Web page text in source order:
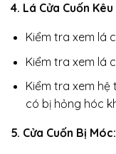
4. Lá Cửa Cuốn Kêu
Kiểm tra xem lá
Kiểm tra xem lá
Kiểm tra xem
có bị hỏng hóc
5. Cửa Cuốn Bị Móc: